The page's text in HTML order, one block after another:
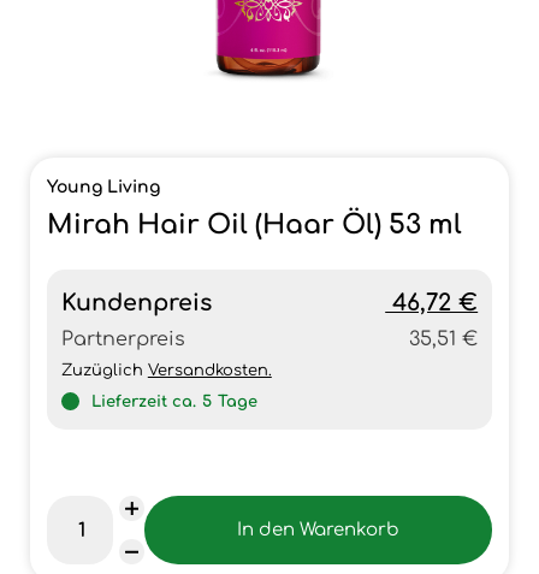
Young Living
Mirah Hair Oil (Haar Öl) 53 ml
Kundenpreis 46,72 €
Partnerpreis 35,51 €
Zuzüglich Versandkosten.
Lieferzeit ca. 5 Tage